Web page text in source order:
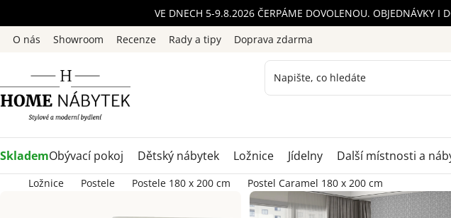
na
obsah
VE DNECH 5-9.8.2026 ČERPÁME DOVOLENOU. OBJEDNÁVKY I
O nás
Showroom Recenze Rady a tipy Doprava zdarma
SklademObývací pokoj Dětský nábytek Ložnice Jídelny Další místnosti a
Ložnice Postele Postele 180 x 200 cm Postel Caramel 180 x 200 cm